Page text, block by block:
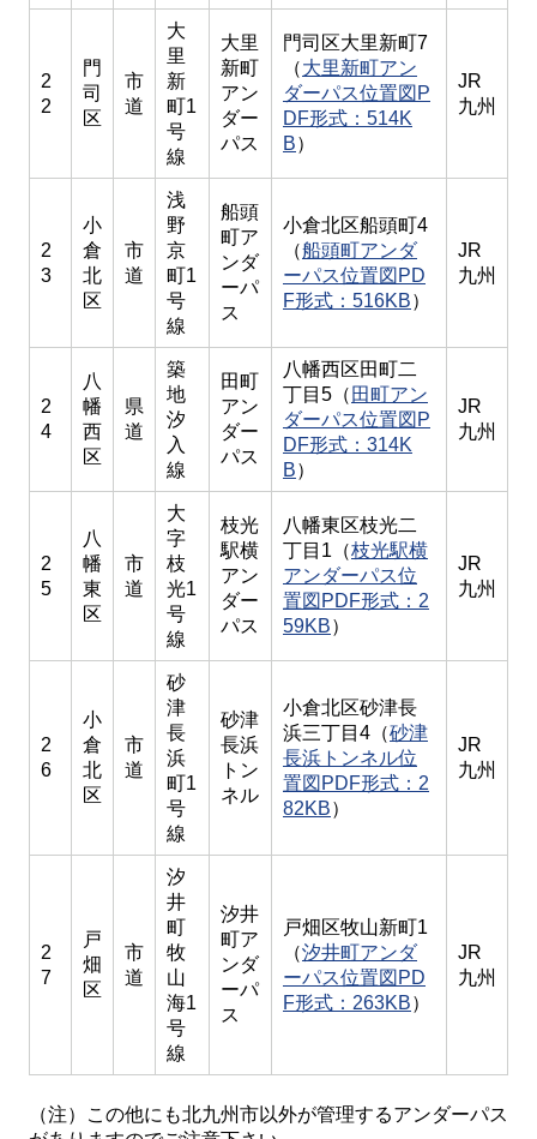
2
2
門
司
区
市
道
大
里
新
町1
号
線
大里
新町
アン
ダー
パス
門司区大里新町7
（大里新町アン
ダーパス位置図P
DF形式：514K
B）
JR
九州
2
3
小
倉
北
区
市
道
浅
野
京
町1
号
線
船頭
町ア
ンダ
ーパ
ス
小倉北区船頭町4
（船頭町アンダ
ーパス位置図PD
F形式：516KB）
JR
九州
2
4
八
幡
西
区
県
道
築
地
汐
入
線
田町
アン
ダー
パス
八幡西区田町二
丁目5（ 田町アン
ダーパス位置図P
DF形式：314K
B）
JR
九州
2
5
八
幡
東
区
市
道
大
字
枝
光1
号
線
枝光
駅横
アン
ダー
パス
八幡東区枝光二
丁目1（枝光駅横
アンダーパス位
置図PDF形式：2
59KB）
JR
九州
2
6
小
倉
北
区
市
道
砂
津
長
浜
町1
号
線
砂津
長浜
トン
ネル
小倉北区砂津長
浜三丁目4（砂津
長浜トンネル位
置図PDF形式：2
82KB）
JR
九州
2
7
戸
畑
区
市
道
汐
井
町
牧
山
海1
号
線
汐井
町ア
ンダ
ーパ
ス
戸畑区牧山新町1
（汐井町アンダ
ーパス位置図PD
F形式：263KB）
JR
九州
（注）この他にも北九州市以外が管理するアンダーパス